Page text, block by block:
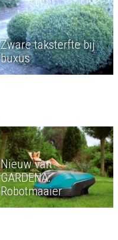
Zware taksterfte bij
buxus
Nieuw van
GARDENA:
Robotmaaier